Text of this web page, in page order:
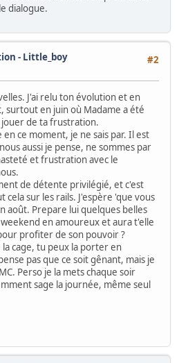
dialogue.
#2
- Little_boy
J'ai relu ton évolution et en
en juin où Madame a été
de ta frustration.
ce moment, je ne sais par. Il est
aussi je pense, ne sommes par
et frustration avec le
de détente privilégié, et c'est
sur les rails. J'espère 'que vous
août. Prepare lui quelques belles
en amoureux et aura t'elle
profiter de son pouvoir ?
cage, tu peux la porter en
pas que ce soit gênant, mais je
Perso je la mets chaque soir
sage la journée, même seul